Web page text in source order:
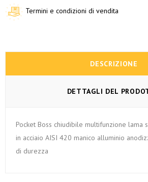
Termini e condizioni di vendita
DESCRIZIONE
DETTAGLI DEL
Pocket Boss chiudibile multifunzione lama
in acciaio AISI 420 manico alluminio
di durezza